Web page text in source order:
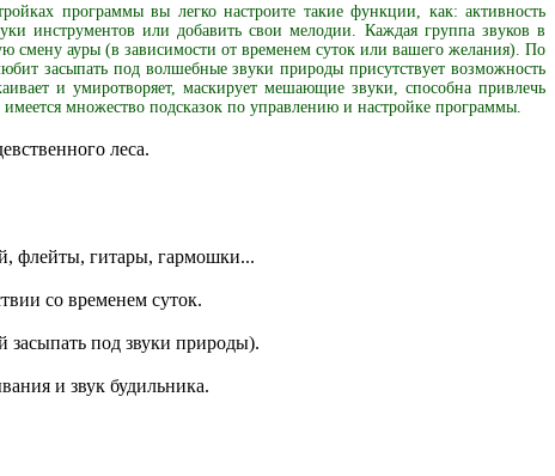
программы вы легко настроите такие функции, как: активность
инструментов или добавить свои мелодии. Каждая группа звуков в
смену ауры (в зависимости от временем суток или вашего желания). По
засыпать под волшебные звуки природы присутствует возможность
и умиротворяет, маскирует мешающие звуки, способна привлечь
множество подсказок по управлению и настройке программы.
леса.
флейты, гитары, гармошки...
со временем суток.
засыпать под звуки природы).
и звук будильника.